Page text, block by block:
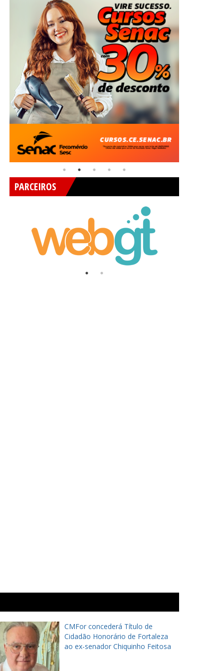
PARCEIROS
CMFor concederá Título de
Cidadão Honorário de Fortaleza
ao ex-senador Chiquinho Feitosa